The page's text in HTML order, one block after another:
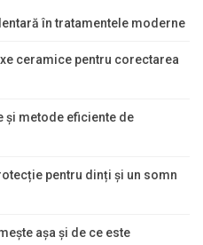
în tratamentele moderne
ceramice pentru corectarea
și metode eficiente de
pentru dinți și un somn
așa și de ce este